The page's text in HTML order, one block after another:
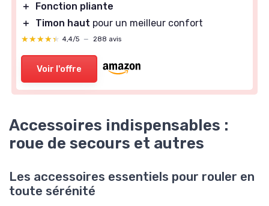
＋
Fonction pliante
＋
Timon haut pour un meilleur confort
★★★★★
★★★★★ 4,4/5 — 288 avis
Voir l'offre
Accessoires indispensables :
roue de secours et autres
Les accessoires essentiels pour rouler en
toute sérénité